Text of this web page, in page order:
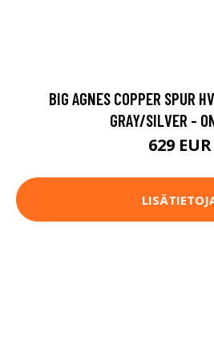
BIG AGNES COPPER SPUR
GRAY/SILVER -
629 EUR